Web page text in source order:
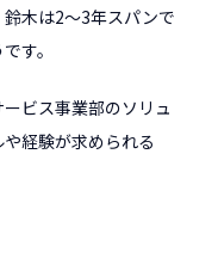
木は2〜3年スパンで
す。
ビス事業部のソリュ
経験が求められる